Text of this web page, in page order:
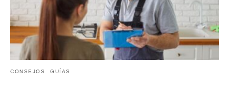
CONSEJOS GUÍAS